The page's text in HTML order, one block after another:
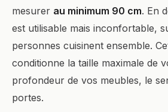
mesurer au minimum 90 cm. En
est utilisable mais inconfortable,
personnes cuisinent ensemble.
conditionne la taille maximale de
profondeur de vos meubles, le
portes.